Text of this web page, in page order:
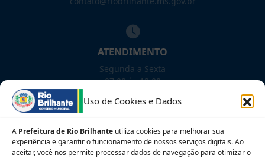
Uso de Cookies e Dados
A Prefeitura de Rio Brilhante utiliza cookies para melhorar sua
experiência e garantir o funcionamento de nossos serviços digitais. Ao
aceitar, você nos permite processar dados de navegação para otimizar o
ATENDIMENTO
Segunda a Sexta
07:00 às 13:00
NOSSAS REDES!